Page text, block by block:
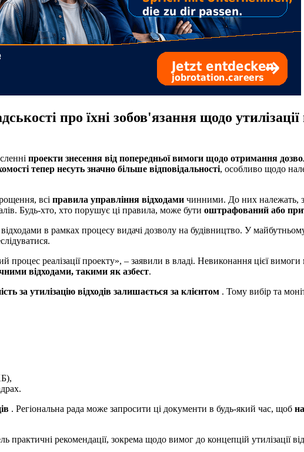
про їхні зобов'язання щодо утилізації
проекти знесення від попередньої вимоги щодо отримання
тепер несуть значно більше відповідальності, особливо щодо
всі правила управління відходами чинними. До них належать,
Будь-хто, хто порушує ці правила, може бути оштрафований або
в рамках процесу видачі дозволу на будівництво. У
процес реалізації проекту», – заявили в владі. Невиконання цієї
відходами, такими як азбест.
за утилізацію відходів залишається за клієнтом . Тому вибір та
. Регіональна рада може запросити ці документи в будь-який час, щоб
практичні рекомендації, зокрема щодо вимог до концепцій утилізації